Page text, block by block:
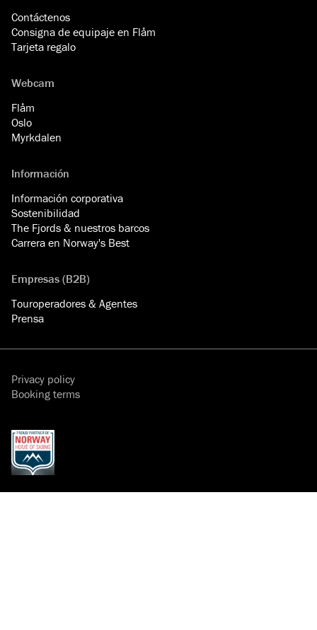
Contáctenos
Consigna de equipaje en Flåm
Tarjeta regalo
Webcam
Flåm
Oslo
Myrkdalen
Información
Información corporativa
Sostenibilidad
The Fjords & nuestros barcos
Carrera en Norway's Best
Empresas (B2B)
Touroperadores & Agentes
Prensa
Privacy policy
Booking terms